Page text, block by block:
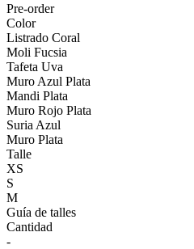
Pre-order
Color
Listrado Coral
Moli Fucsia
Tafeta Uva
Muro Azul Plata
Mandi Plata
Muro Rojo Plata
Suria Azul
Muro Plata
Talle
XS
S
M
Guía de talles
Cantidad
-